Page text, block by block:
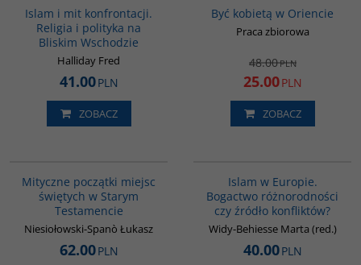
Islam i mit konfrontacji.
Religia i polityka na
Bliskim Wschodzie
Halliday Fred
41.00PLN
ZOBACZ
Być kobietą w Oriencie
Praca zbiorowa
48.00PLN
25.00PLN
ZOBACZ
Mityczne początki miejsc
świętych w Starym
Testamencie
Niesiołowski-Spanò Łukasz
62.00PLN
Islam w Europie.
Bogactwo różnorodności
czy źródło konfliktów?
Widy-Behiesse Marta (red.)
40.00PLN